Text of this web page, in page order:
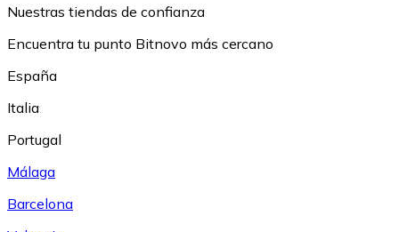
Nuestras tiendas de confianza
Encuentra tu punto Bitnovo más cercano
España
Italia
Portugal
Málaga
Barcelona